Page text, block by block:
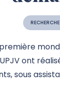
RECHERCHE
ont
sous